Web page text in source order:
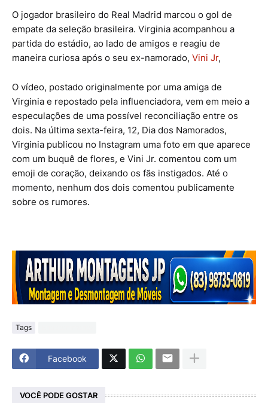
O jogador brasileiro do Real Madrid marcou o gol de
empate da seleção brasileira. Virginia acompanhou a
partida do estádio, ao lado de amigos e reagiu de
maneira curiosa após o seu ex-namorado, Vini Jr,
O vídeo, postado originalmente por uma amiga de
Virginia e repostado pela influenciadora, vem em meio a
especulações de uma possível reconciliação entre os
dois. Na última sexta-feira, 12, Dia dos Namorados,
Virginia publicou no Instagram uma foto em que aparece
com um buquê de flores, e Vini Jr. comentou com um
emoji de coração, deixando os fãs instigados. Até o
momento, nenhum dos dois comentou publicamente
sobre os rumores.
Tags
Facebook
VOCÊ PODE GOSTAR